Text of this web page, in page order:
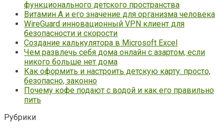
функционального детского пространства
Витамин А и его значение для организма человека
WireGuard инновационный VPN клиент для
безопасности и скорости
Создание калькулятора в Microsoft Excel
Чем развлечь себя дома онлайн с азартом, если
никого больше нет дома
Как оформить и настроить детскую карту: просто,
безопасно, законно
Почему кофе подают с водой и как его правильно
пить
Рубрики